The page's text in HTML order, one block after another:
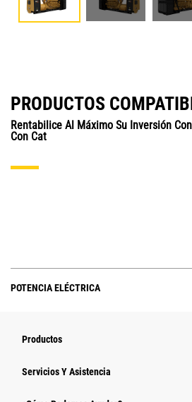
PRODUCTOS
Rentabilice Al Máximo Su Inversión
Con Cat
POTENCIA ELÉCTRICA
Productos
Servicios Y Asistencia